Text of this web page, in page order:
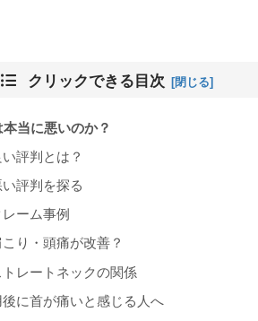
クリックできる目次
当に悪いのか？
評判とは？
評判を探る
ーム事例
り・頭痛が改善？
レートネックの関係
に首が痛いと感じる人へ